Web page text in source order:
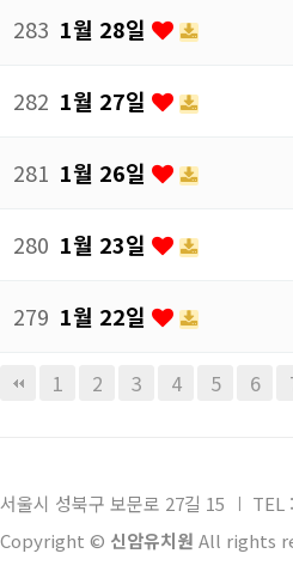
283 1월 28일
282 1월 27일
281 1월 26일
280 1월 23일
279 1월 22일
1 2 3 4 5 6
서울시 성북구 보문로 27길 15 TEL
Copyright © 신암유치원 All rights